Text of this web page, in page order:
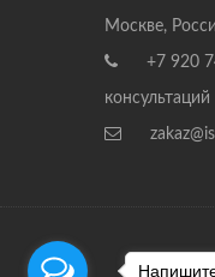
Москве,
+7 920